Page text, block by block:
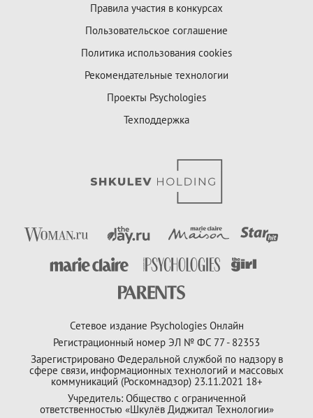
Правила участия в конкурсах
Пользовательское соглашение
Политика использования cookies
Рекомендательные технологии
Проекты Psychologies
Техподдержка
Сетевое издание Psychologies Онлайн
Регистрационный номер ЭЛ № ФС 77 - 82353
Зарегистрировано Федеральной службой по надзору в
сфере связи, информационных технологий и массовых
коммуникаций (Роскомнадзор) 23.11.2021 18+
Учредитель: Общество с ограниченной
ответственностью «Шкулёв Диджитал Технологии»